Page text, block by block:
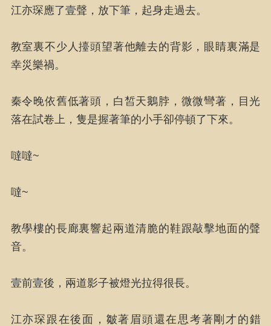
江亦琛應了壹聲，放下筆，起身走過去。
教室裏不少人擡頭望著他離去的背影，眼睛裏滿是
幸災樂禍。
秦令晚依舊低著頭，白皙天鵝脖，微微彎著，目光
落在試卷上，隻是握著筆的小手卻停頓了下來。
噠噠~
噠~
教學樓的長廊裏響起兩道清脆的鞋跟敲擊地面的聲
音。
壹前壹後，兩道影子被燈光拉得很長。
江亦琛跟在後面，皺著眉頭還在思考著剛才的錯